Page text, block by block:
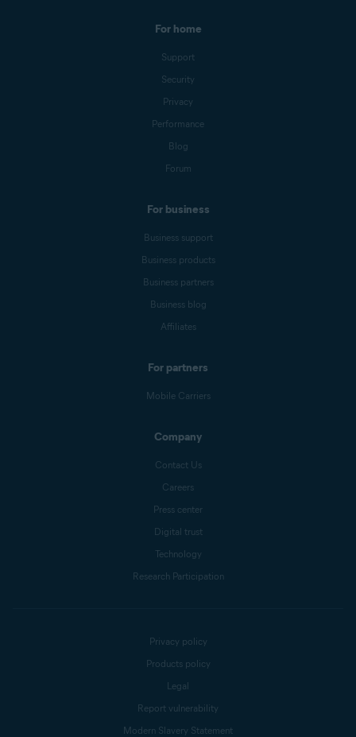
For home
Support
Security
Privacy
Performance
Blog
Forum
For business
Business support
Business products
Business partners
Business blog
Affiliates
For partners
Mobile Carriers
Company
Contact Us
Careers
Press center
Digital trust
Technology
Research Participation
Privacy policy
Products policy
Legal
Report vulnerability
Modern Slavery Statement